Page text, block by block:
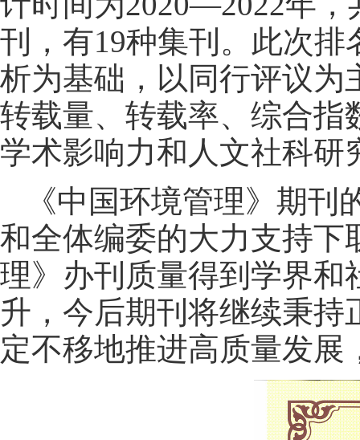
刊，有19种集刊。此次
析为基础，以同行评议为
转载量、转载率、综合指
学术影响力和人文社科研
《中国环境管理》期
和全体编委的大力支持下
理》办刊质量得到学界和
升，今后期刊将继续秉
定不移地推进高质量发